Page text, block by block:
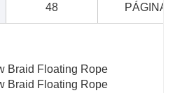
48 PÁGINAS